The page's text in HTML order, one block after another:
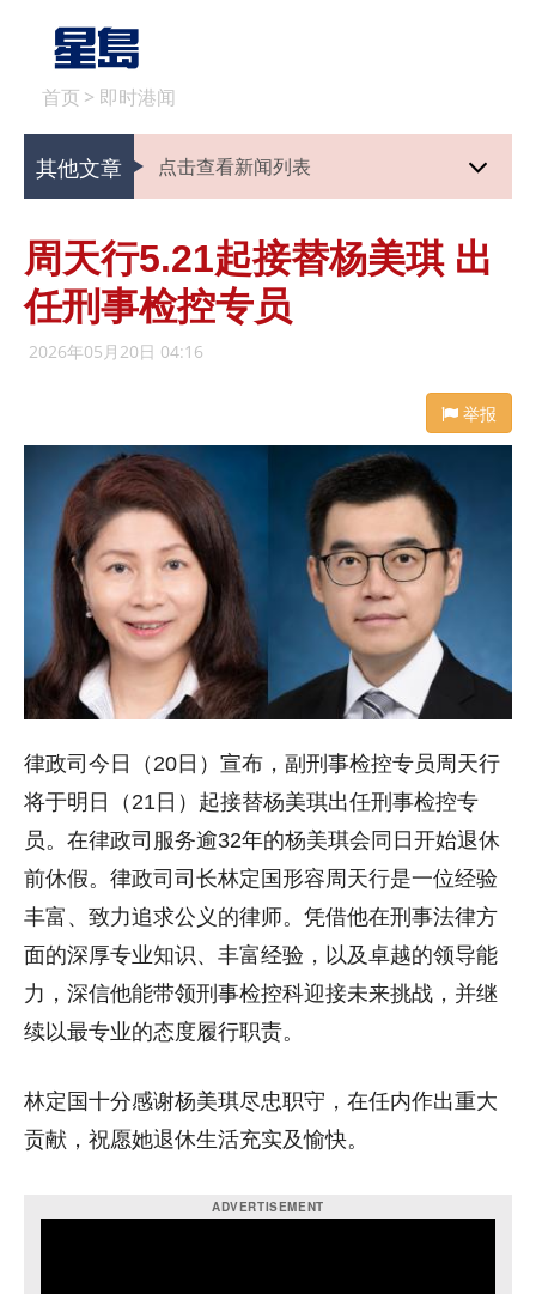
首页 > 即时港闻
其他文章 点击查看新闻列表
周天行5.21起接替杨美琪 出
任刑事检控专员
2026年05月20日 04:16
举报
律政司今日（20日）宣布，副刑事检控专员周天行
将于明日（21日）起接替杨美琪出任刑事检控专
员。在律政司服务逾32年的杨美琪会同日开始退休
前休假。律政司司长林定国形容周天行是一位经验
丰富、致力追求公义的律师。凭借他在刑事法律方
面的深厚专业知识、丰富经验，以及卓越的领导能
力，深信他能带领刑事检控科迎接未来挑战，并继
续以最专业的态度履行职责。
林定国十分感谢杨美琪尽忠职守，在任内作出重大
贡献，祝愿她退休生活充实及愉快。